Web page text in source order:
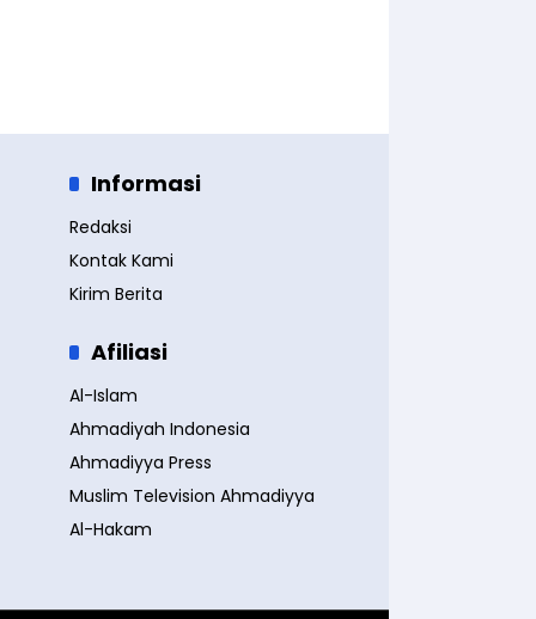
Informasi
Redaksi
Kontak Kami
Kirim Berita
Afiliasi
Al-Islam
Ahmadiyah Indonesia
Ahmadiyya Press
Muslim Television Ahmadiyya
Al-Hakam